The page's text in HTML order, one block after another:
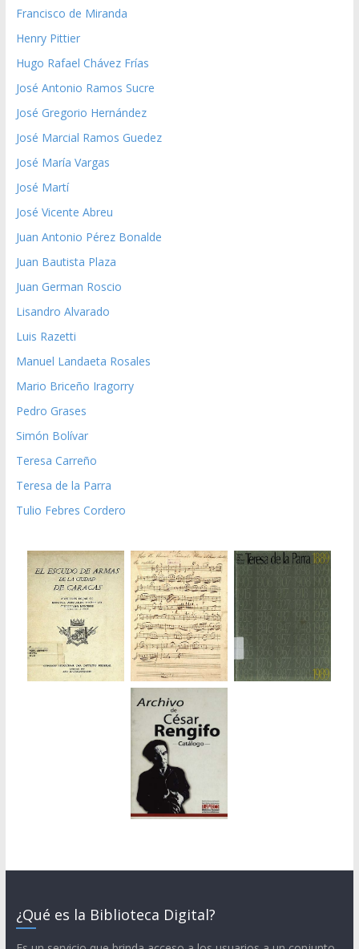
Francisco de Miranda
Henry Pittier
Hugo Rafael Chávez Frías
José Antonio Ramos Sucre
José Gregorio Hernández
José Marcial Ramos Guedez
José María Vargas
José Martí
José Vicente Abreu
Juan Antonio Pérez Bonalde
Juan Bautista Plaza
Juan German Roscio
Lisandro Alvarado
Luis Razetti
Manuel Landaeta Rosales
Mario Briceño Iragorry
Pedro Grases
Simón Bolívar
Teresa Carreño
Teresa de la Parra
Tulio Febres Cordero
¿Qué es la Biblioteca Digital?